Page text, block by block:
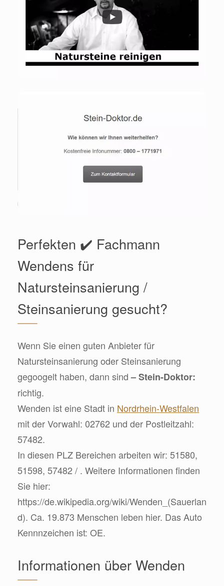
Perfekten ✔️ Fachmann
Wendens für
Natursteinsanierung /
Steinsanierung gesucht?
Wenn Sie einen guten Anbieter für
Natursteinsanierung oder Steinsanierung
gegoogelt haben, dann sind– Stein-Doktor:
richtig.
Wenden ist eine Stadt in Nordrhein-Westfalen
mit der Vorwahl: 02762 und der Postleitzahl:
57482.
In diesen PLZ Bereichen arbeiten wir: 51580,
51598, 57482 / . Weitere Informationen finden
Sie hier:
https://de.wikipedia.org/wiki/Wenden_(Sauerlan
d). Ca. 19.873 Menschen leben hier. Das Auto
Kennnzeichen ist: OE.
Informationen über Wenden